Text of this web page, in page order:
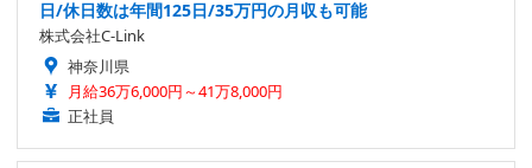
日/休日数は年間125日/35万円の月収も可能
株式会社C-Link
神奈川県
月給36万6,000円～41万8,000円
正社員